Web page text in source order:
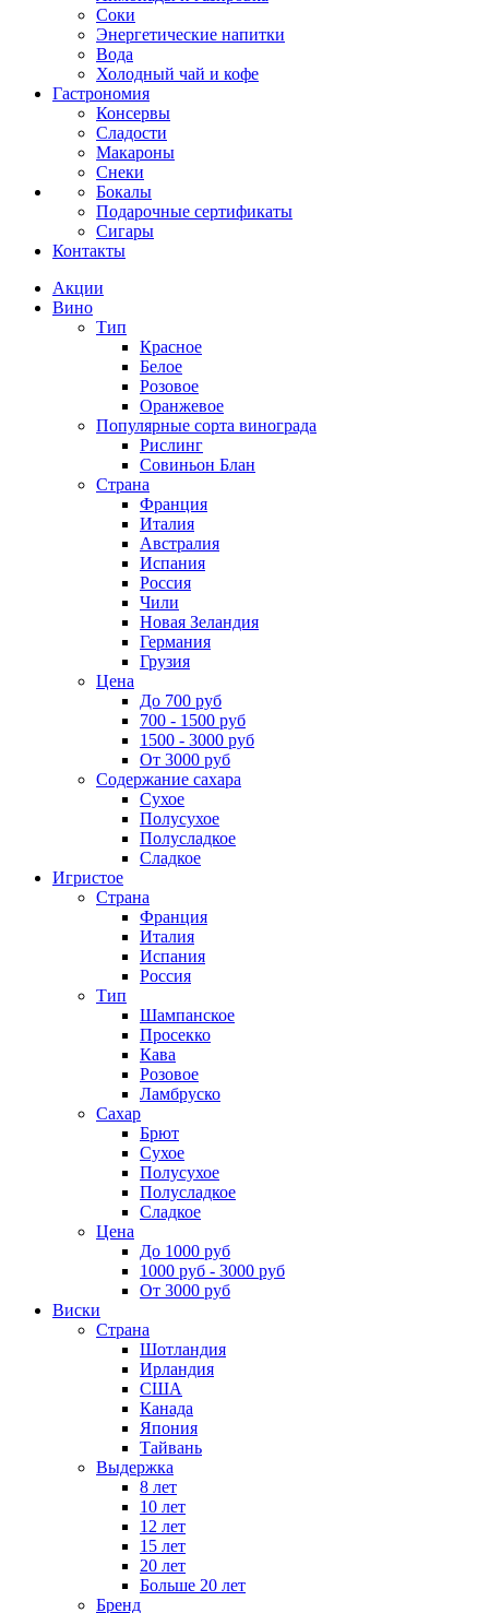
Соки
Энергетические напитки
Вода
Холодный чай и кофе
Гастрономия
Консервы
Сладости
Макароны
Снеки
Бокалы
Подарочные сертификаты
Сигары
Контакты
Акции
Вино
Тип
Красное
Белое
Розовое
Оранжевое
Популярные сорта винограда
Рислинг
Совиньон Блан
Страна
Франция
Италия
Австралия
Испания
Россия
Чили
Новая Зеландия
Германия
Грузия
Цена
До 700 руб
700 - 1500 руб
1500 - 3000 руб
От 3000 руб
Содержание сахара
Сухое
Полусухое
Полусладкое
Сладкое
Игристое
Страна
Франция
Италия
Испания
Россия
Тип
Шампанское
Просекко
Кава
Розовое
Ламбруско
Сахар
Брют
Сухое
Полусухое
Полусладкое
Сладкое
Цена
До 1000 руб
1000 руб - 3000 руб
От 3000 руб
Виски
Страна
Шотландия
Ирландия
США
Канада
Япония
Тайвань
Выдержка
8 лет
10 лет
12 лет
15 лет
20 лет
Больше 20 лет
Бренд